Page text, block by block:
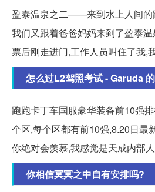
盈泰温泉之二——来到水上人间的
我们又跟着爸爸妈妈来到了盈泰
票后刚走进门,工作人员叫住了我,我
怎么过L2驾照考试 - Garuda
跑跑卡丁车国服豪华装备前10强
个区,每个区都有前10强,8.20日最
你绝对会羡慕,我感觉是天成内部人
你相信冥冥之中自有安排吗?